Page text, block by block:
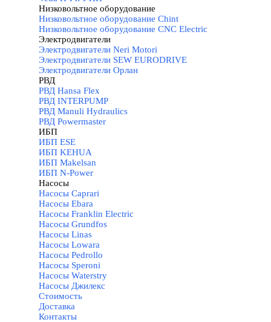
Низковольтное оборудование
Низковольтное оборудование Chint
Низковольтное оборудование CNC Electric
Электродвигатели
Электродвигатели Neri Motori
Электродвигатели SEW EURODRIVE
Электродвигатели Орлан
РВД
РВД Hansa Flex
РВД INTERPUMP
РВД Manuli Hydraulics
РВД Powermaster
ИБП
ИБП ESE
ИБП KEHUA
ИБП Makelsan
ИБП N-Power
Насосы
Насосы Caprari
Насосы Ebara
Насосы Franklin Electric
Насосы Grundfos
Насосы Linas
Насосы Lowara
Насосы Pedrollo
Насосы Speroni
Насосы Waterstry
Насосы Джилекс
Стоимость
Доставка
Контакты